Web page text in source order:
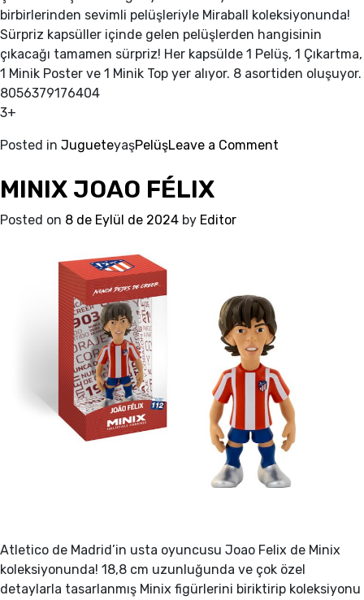
birbirlerinden sevimli pelüşleriyle Miraball koleksiyonunda!
Sürpriz kapsüller içinde gelen pelüşlerden hangisinin
çıkacağı tamamen sürpriz! Her kapsülde 1 Pelüş, 1 Çıkartma,
1 Minik Poster ve 1 Minik Top yer alıyor. 8 asortiden oluşuyor.
8056379176404
3+
Posted in JugueteyaşPelüşLeave a Comment
MINIX JOAO FÉLIX
Posted on 8 de Eylül de 2024 by Editor
Atletico de Madrid’in usta oyuncusu Joao Felix de Minix
koleksiyonunda! 18,8 cm uzunluğunda ve çok özel
detaylarla tasarlanmış Minix figürlerini biriktirip koleksiyonu